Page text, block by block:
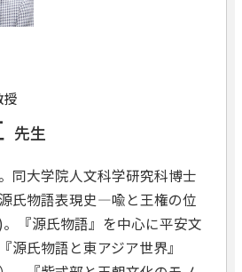
授
先生
同大学院人文科学研究科博士
氏物語表現史―喩と王権の位
『源氏物語』を中心に平安文
源氏物語と東アジア世界』